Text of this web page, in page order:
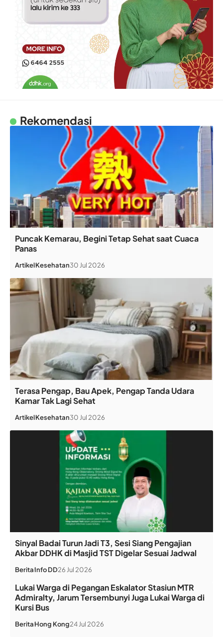
Rekomendasi
Puncak Kemarau, Begini Tetap Sehat saat Cuaca
Panas
ArtikelKesehatan30 Jul 2026
Terasa Pengap, Bau Apek, Pengap Tanda Udara
Kamar Tak Lagi Sehat
ArtikelKesehatan30 Jul 2026
Sinyal Badai Turun Jadi T3, Sesi Siang Pengajian
Akbar DDHK di Masjid TST Digelar Sesuai Jadwal
BeritaInfo DD26 Jul 2026
Lukai Warga di Pegangan Eskalator Stasiun MTR
Admiralty, Jarum Tersembunyi Juga Lukai Warga di
Kursi Bus
BeritaHong Kong24 Jul 2026